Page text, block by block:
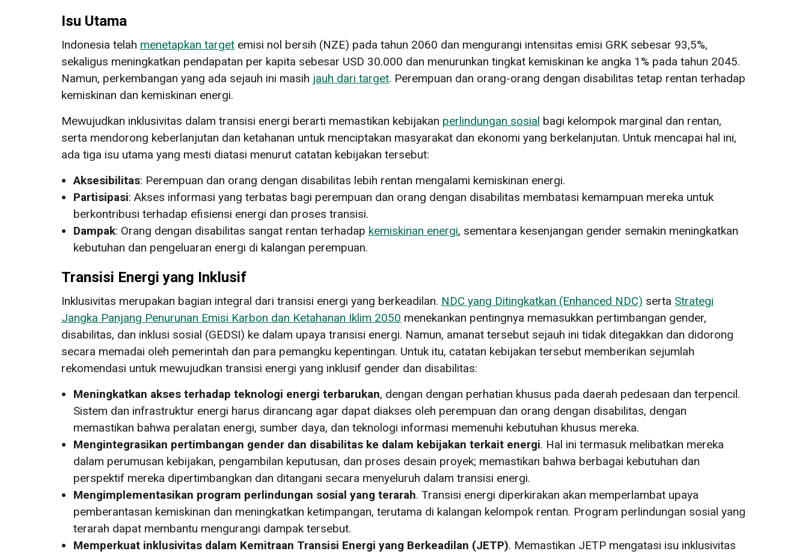
Isu Utama
Indonesia telah menetapkan target emisi nol bersih (NZE) pada tahun 2060 dan mengurangi intensitas emisi GRK sebesar 93,5%,
sekaligus meningkatkan pendapatan per kapita sebesar USD 30.000 dan menurunkan tingkat kemiskinan ke angka 1% pada tahun 2045.
Namun, perkembangan yang ada sejauh ini masih jauh dari target. Perempuan dan orang-orang dengan disabilitas tetap rentan terhadap
kemiskinan dan kemiskinan energi.
Mewujudkan inklusivitas dalam transisi energi berarti memastikan kebijakan perlindungan sosial bagi kelompok marginal dan rentan,
serta mendorong keberlanjutan dan ketahanan untuk menciptakan masyarakat dan ekonomi yang berkelanjutan. Untuk mencapai hal ini,
ada tiga isu utama yang mesti diatasi menurut catatan kebijakan tersebut:
Aksesibilitas: Perempuan dan orang dengan disabilitas lebih rentan mengalami kemiskinan energi.
Partisipasi: Akses informasi yang terbatas bagi perempuan dan orang dengan disabilitas membatasi kemampuan mereka untuk
berkontribusi terhadap efisiensi energi dan proses transisi.
Dampak: Orang dengan disabilitas sangat rentan terhadap kemiskinan energi, sementara kesenjangan gender semakin meningkatkan
kebutuhan dan pengeluaran energi di kalangan perempuan.
Transisi Energi yang Inklusif
Inklusivitas merupakan bagian integral dari transisi energi yang berkeadilan. NDC yang Ditingkatkan (Enhanced NDC) serta Strategi
Jangka Panjang Penurunan Emisi Karbon dan Ketahanan Iklim 2050 menekankan pentingnya memasukkan pertimbangan gender,
disabilitas, dan inklusi sosial (GEDSI) ke dalam upaya transisi energi. Namun, amanat tersebut sejauh ini tidak ditegakkan dan didorong
secara memadai oleh pemerintah dan para pemangku kepentingan. Untuk itu, catatan kebijakan tersebut memberikan sejumlah
rekomendasi untuk mewujudkan transisi energi yang inklusif gender dan disabilitas:
Meningkatkan akses terhadap teknologi energi terbarukan, dengan dengan perhatian khusus pada daerah pedesaan dan terpencil.
Sistem dan infrastruktur energi harus dirancang agar dapat diakses oleh perempuan dan orang dengan disabilitas, dengan
memastikan bahwa peralatan energi, sumber daya, dan teknologi informasi memenuhi kebutuhan khusus mereka.
Mengintegrasikan pertimbangan gender dan disabilitas ke dalam kebijakan terkait energi. Hal ini termasuk melibatkan mereka
dalam perumusan kebijakan, pengambilan keputusan, dan proses desain proyek; memastikan bahwa berbagai kebutuhan dan
perspektif mereka dipertimbangkan dan ditangani secara menyeluruh dalam transisi energi.
Mengimplementasikan program perlindungan sosial yang terarah. Transisi energi diperkirakan akan memperlambat upaya
pemberantasan kemiskinan dan meningkatkan ketimpangan, terutama di kalangan kelompok rentan. Program perlindungan sosial yang
terarah dapat membantu mengurangi dampak tersebut.
Memperkuat inklusivitas dalam Kemitraan Transisi Energi yang Berkeadilan (JETP). Memastikan JETP mengatasi isu inklusivitas